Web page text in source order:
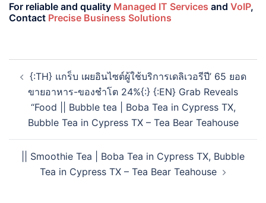
For reliable and quality Managed IT Services and VoIP,
Contact Precise Business Solutions
{:TH} แกร็บ เผยอินไซต์ผู้ใช้บริการเดลิเวอรีปี’ 65 ยอด
ขายอาหาร-ของชำโต 24%{:} {:EN} Grab Reveals
“Food || Bubble tea | Boba Tea in Cypress TX,
Bubble Tea in Cypress TX – Tea Bear Teahouse
|| Smoothie Tea | Boba Tea in Cypress TX, Bubble
Tea in Cypress TX – Tea Bear Teahouse